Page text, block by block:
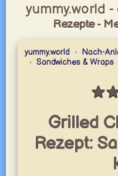
yummy.world
Rezepte -
yummy.world Nach-
Sandwiches & Wraps
★
Grilled
Rezept: